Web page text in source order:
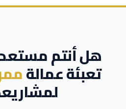
هل أنتم
تعبئة عمالة